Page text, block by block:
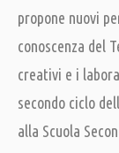
propone nuovi
conoscenza del
creativi e i
secondo ciclo
alla Scuola